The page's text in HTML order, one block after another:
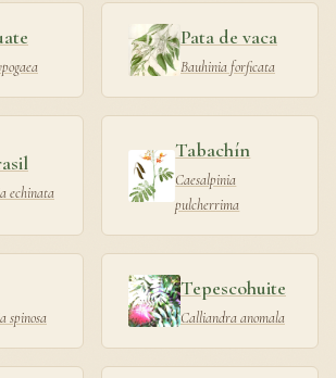
Pata de vaca
Bauhinia forficata
echinata
Tabachín
Caesalpinia
pulcherrima
spinosa
Tepescohuite
Calliandra anomala